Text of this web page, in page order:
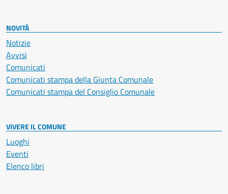
NOVITÀ
Notizie
Avvisi
Comunicati
Comunicati stampa della Giunta Comunale
Comunicati stampa del Consiglio Comunale
VIVERE IL COMUNE
Luoghi
Eventi
Elenco libri